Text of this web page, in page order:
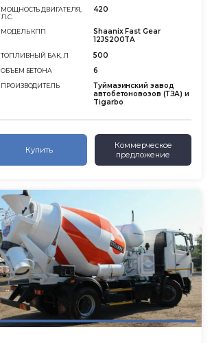
МОЩНОСТЬ ДВИГАТЕЛЯ,
Л.С.
420
МОДЕЛЬ КПП
Shaanix Fast Gear
12JS200TA
ТОПЛИВНЫЙ БАК, Л 500
ОБЪЕМ БЕТОНА 6
ПРОИЗВОДИТЕЛЬ
Туймазинский завод
автобетоновозов (ТЗА) и
Tigarbo
Купить
Коммерческое
предложение